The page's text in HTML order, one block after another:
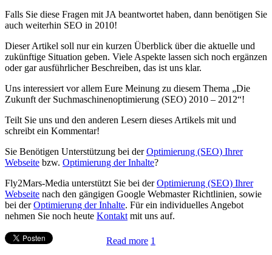
Falls Sie diese Fragen mit JA beantwortet haben, dann benötigen Sie
auch weiterhin SEO in 2010!
Dieser Artikel soll nur ein kurzen Überblick über die aktuelle und
zukünftige Situation geben. Viele Aspekte lassen sich noch ergänzen
oder gar ausführlicher Beschreiben, das ist uns klar.
Uns interessiert vor allem Eure Meinung zu diesem Thema „Die
Zukunft der Suchmaschinenoptimierung (SEO) 2010 – 2012“!
Teilt Sie uns und den anderen Lesern dieses Artikels mit und
schreibt ein Kommentar!
Sie Benötigen Unterstützung bei derOptimierung (SEO) Ihrer
Webseite bzw. Optimierung der Inhalte?
Fly2Mars-Media unterstützt Sie bei derOptimierung (SEO) Ihrer
Webseite nach den gängigen Google Webmaster Richtlinien, sowie
bei derOptimierung der Inhalte. Für ein individuelles Angebot
nehmen Sie noch heute Kontakt mit uns auf.
Read more 1